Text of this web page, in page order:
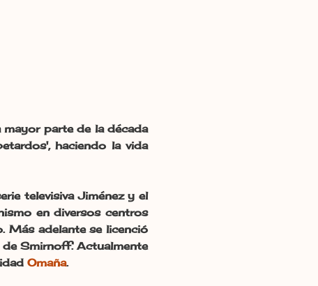
parte de la década
haciendo la vida
televisiva Jiménez y el
en diversos centros
Más adelante se licenció
Smirnoff. Actualmente
Omaña.